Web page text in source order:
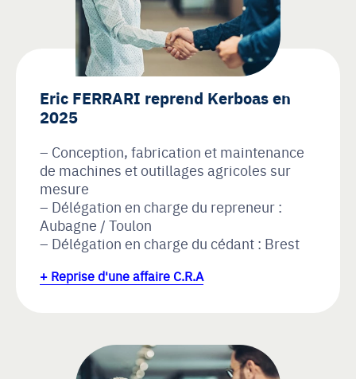
Eric FERRARI reprend Kerboas en
2025
Conception, fabrication et maintenance
de machines et outillages agricoles sur
mesure
Délégation en charge du repreneur :
Aubagne / Toulon
Délégation en charge du cédant : Brest
+ Reprise d'une affaire C.R.A